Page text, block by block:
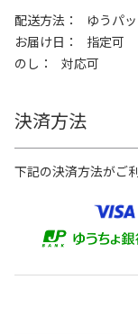
配送方法
ゆうパ
お届け日
指定可
のし
対応可
決済方法
下記の決済方法がご